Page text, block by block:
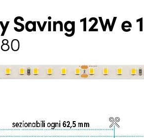
Saving 12W e